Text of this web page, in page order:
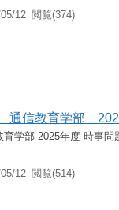
12 閲覧(374)
通信教育学部
学部 2025年度 時事
12 閲覧(514)